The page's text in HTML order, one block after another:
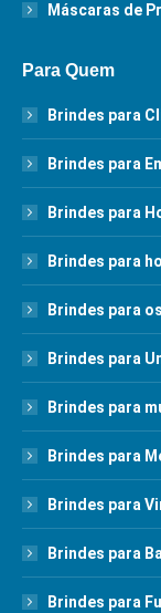
Máscaras de
Para Quem
Brindes para
Brindes para
Brindes para
Brindes para
Brindes para
Brindes para
Brindes para
Brindes para
Brindes para
Brindes para
Brindes para